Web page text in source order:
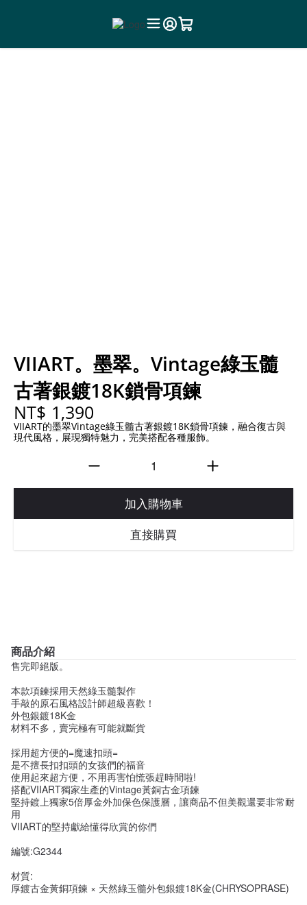
VIIART。墨翠。Vintage綠玉髓
古著銀鍍18K鎖骨項鍊
NT$ 1,390
VIIART的墨翠Vintage綠玉髓古著銀鍍18K鎖骨項鍊，融合復古與
現代風格，展現獨特魅力，完美搭配各種服飾。
加入購物車
直接購買
商品介紹
售完即絕版。
本款項鍊採用天然綠玉髓製作
手敲的原石風格設計師超級喜歡！
外包銀鍍18K金
材料不多，賣完極有可能就斷貨
採用超方便的=魔速扣頭=
是不擅長扣扣頭的女孩們的福音
使用起來超方便，不用再害怕慌張趕時間啦!
搭配VIIART獨家生產的Vintage黃銅古金項鍊
堅持鍍上獨家5倍厚金外加保色保護層，讓商品不但美觀還要非常耐
用
VIIART的堅持獻給懂得欣賞的你們
編號:G2344
材質:
厚鍍古金黃銅項鍊 × 天然綠玉髓外包銀鍍18K金(CHRYSOPRASE)